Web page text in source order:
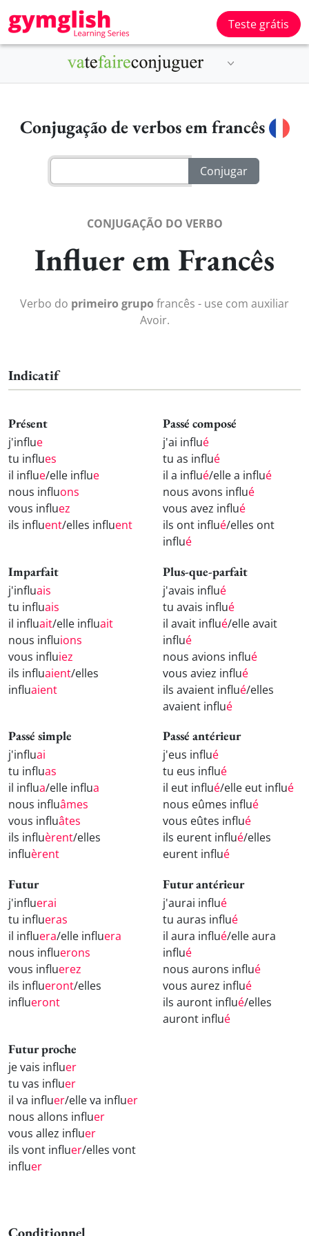
Teste grátis
Conjugação de verbos em francês
CONJUGAÇÃO DO VERBO
Influer em Francês
Verbo do primeiro grupo francês - use com auxiliar
Avoir.
Indicatif
Présent
j'influe
tu influes
il influe/elle influe
nous influons
vous influez
ils influent/elles influent
Passé composé
j'ai influé
tu as influé
il a influé/elle a influé
nous avons influé
vous avez influé
ils ont influé/elles ont
influé
Imparfait
j'influais
tu influais
il influait/elle influait
nous influions
vous influiez
ils influaient/elles
influaient
Plus-que-parfait
j'avais influé
tu avais influé
il avait influé/elle avait
influé
nous avions influé
vous aviez influé
ils avaient influé/elles
avaient influé
Passé simple
j'influai
tu influas
il influa/elle influa
nous influâmes
vous influâtes
ils influèrent/elles
influèrent
Passé antérieur
j'eus influé
tu eus influé
il eut influé/elle eut influé
nous eûmes influé
vous eûtes influé
ils eurent influé/elles
eurent influé
Futur
j'influerai
tu influeras
il influera/elle influera
nous influerons
vous influerez
ils influeront/elles
influeront
Futur antérieur
j'aurai influé
tu auras influé
il aura influé/elle aura
influé
nous aurons influé
vous aurez influé
ils auront influé/elles
auront influé
Futur proche
je vais influer
tu vas influer
il va influer/elle va influer
nous allons influer
vous allez influer
ils vont influer/elles vont
influer